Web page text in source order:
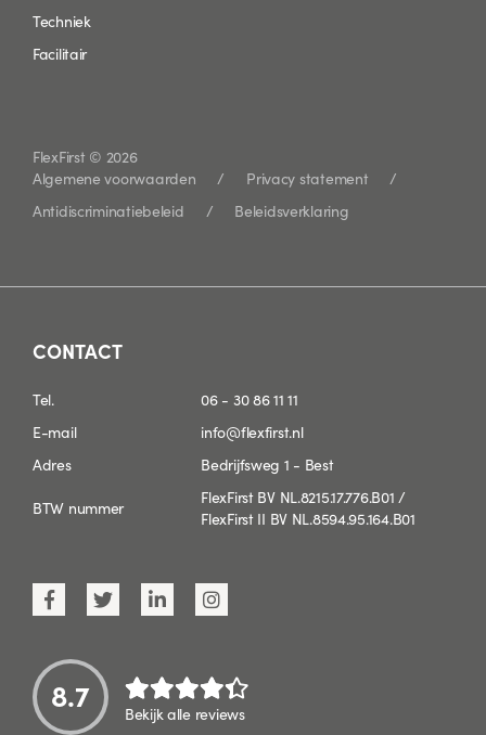
Techniek
Facilitair
FlexFirst © 2026
Algemene voorwaarden
Privacy statement
Antidiscriminatiebeleid
Beleidsverklaring
CONTACT
Tel.
06 - 30 86 11 11
E-mail
info@flexfirst.nl
Adres
Bedrijfsweg 1 - Best
BTW nummer
FlexFirst BV NL.8215.17.776.B01 /
FlexFirst II BV NL.8594.95.164.B01
8.7 Bekijk alle reviews